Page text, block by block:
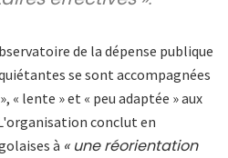
de la dépense publique
se sont accompagnées
« lente » et « peu adaptée » aux
conclut en
à « une réorientation